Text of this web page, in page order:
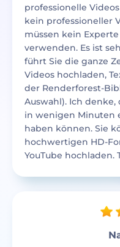
professionelle
kein professioneller
müssen kein
verwenden. Es ist
führt Sie die ganze
Videos hochladen,
der Renderforest-
Auswahl). Ich denke,
in wenigen Minuten
haben können. Sie
hochwertigen HD-
YouTube hochladen.